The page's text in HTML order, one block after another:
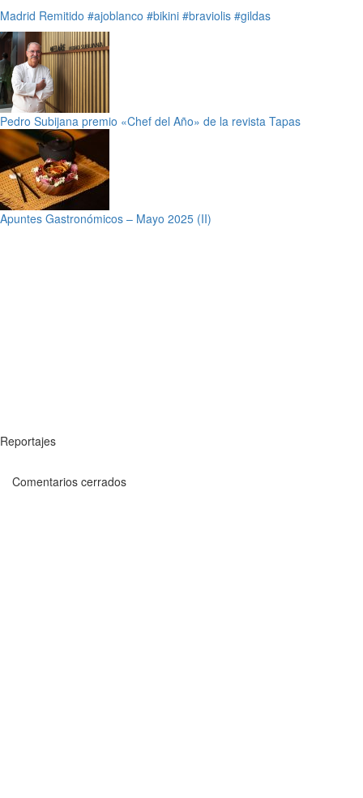
Madrid Remitido #ajoblanco #bikini #braviolis #gildas
Pedro Subijana premio «Chef del Año» de la revista Tapas
Apuntes Gastronómicos – Mayo 2025 (II)
Reportajes
Comentarios cerrados